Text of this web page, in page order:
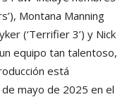
Montana Manning
(‘Terrifier 3’) y Nick
equipo tan talentoso,
está
mayo de 2025 en el